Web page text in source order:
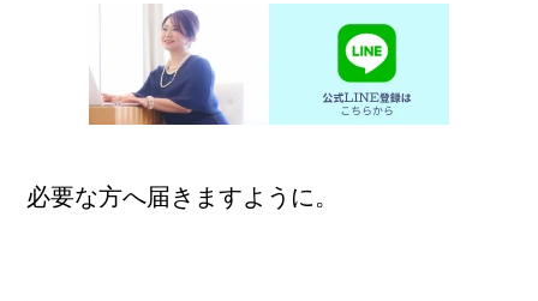
必要な方へ届きますように。